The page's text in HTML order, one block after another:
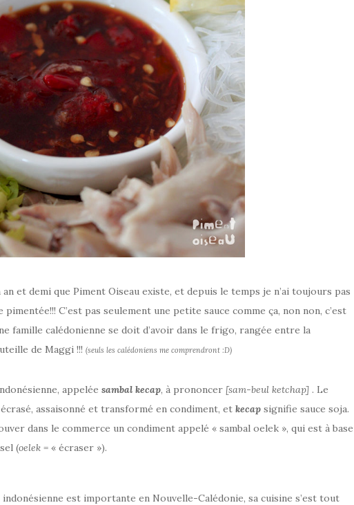
et demi que Piment Oiseau existe, et depuis le temps je n’ai toujours pas
C’est pas seulement une petite sauce comme ça, non non, c’est
famille calédonienne se doit d’avoir dans le frigo, rangée entre la
de Maggi !!! (seuls les calédoniens me comprendront :D)
appelée sambal kecap, à prononcer [sam-beul ketchap] . Le
assaisonné et transformé en condiment, et kecap signifie sauce soja.
dans le commerce un condiment appelé « sambal oelek », qui est à base
(oelek = « écraser »).
indonésienne est importante en Nouvelle-Calédonie, sa cuisine s’est tout